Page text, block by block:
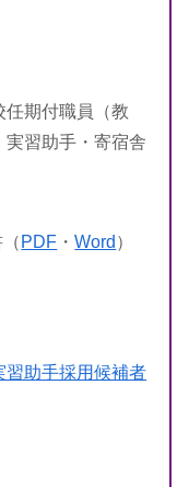
任期付職員（教
習助手・寄宿舎
PDF ・Word ）
習助手採用候補者